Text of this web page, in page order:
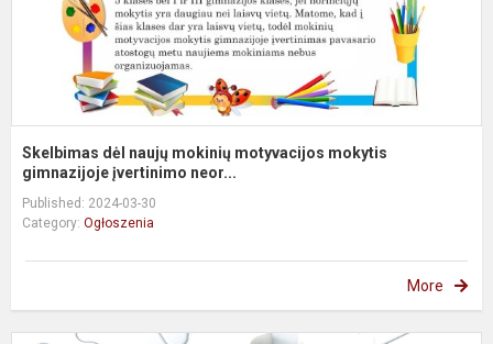
Skelbimas dėl naujų mokinių motyvacijos mokytis
gimnazijoje įvertinimo neor...
Published: 2024-03-30
Category: Ogłoszenia
More